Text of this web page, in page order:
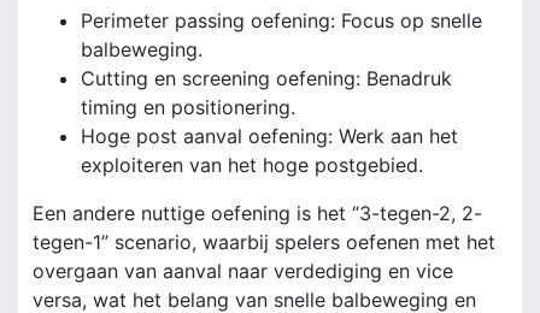
Perimeter passing oefening: Focus op snelle
balbeweging.
Cutting en screening oefening: Benadruk
timing en positionering.
Hoge post aanval oefening: Werk aan het
exploiteren van het hoge postgebied.
Een andere nuttige oefening is het “3-tegen-2, 2-
tegen-1” scenario, waarbij spelers oefenen met het
overgaan van aanval naar verdediging en vice
versa, wat het belang van snelle balbeweging en